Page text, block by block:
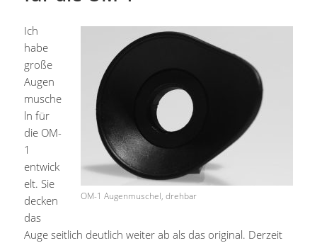
OM-1 Augenmuschel, drehbar
Ich
habe
große
Augen
musche
ln für
die OM-
1
entwick
elt. Sie
decken
das
Auge seitlich deutlich weiter ab als das original. Derzeit